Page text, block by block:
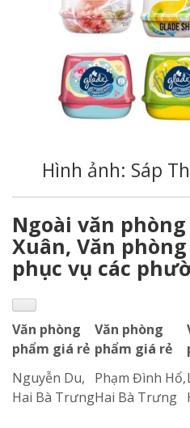
Hình ảnh: Sáp
Ngoài văn
Xuân, Văn
phục vụ các
Văn phòng
phẩm giá rẻ
Văn phòng
phẩm giá rẻ
Nguyễn Du,
Hai Bà Trưng
Phạm Đình Hổ,
Hai Bà Trưng